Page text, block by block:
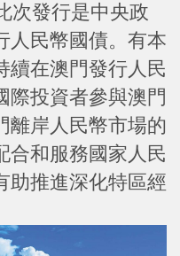
次發行是中央政
人民幣國債。有本
續在澳門發行人民
際投資者參與澳門
離岸人民幣市場的
合和服務國家人民
助推進深化特區經